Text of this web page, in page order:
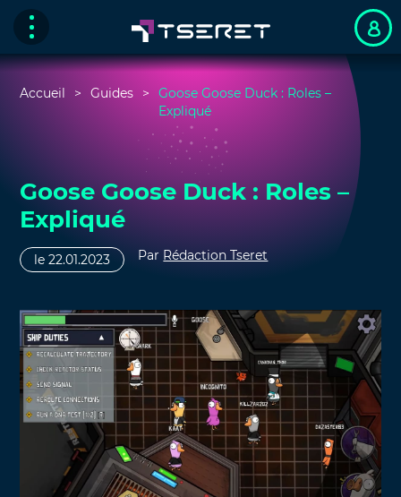
Accueil Guides
Goose Goose Duck : Roles –
Expliqué
Goose Goose Duck : Roles –
Expliqué
le 22.01.2023 Par Rédaction Tseret